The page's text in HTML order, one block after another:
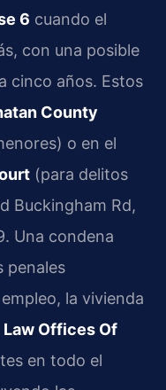
6 cuando el
con una posible
cinco años. Estos
County
o en el
(para delitos
Buckingham Rd,
Una condena
penales
la vivienda
Law Offices Of
en todo el